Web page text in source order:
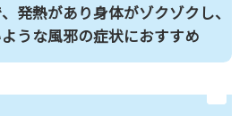
発熱があり身体がゾクゾクし、
うな風邪の症状におすすめ